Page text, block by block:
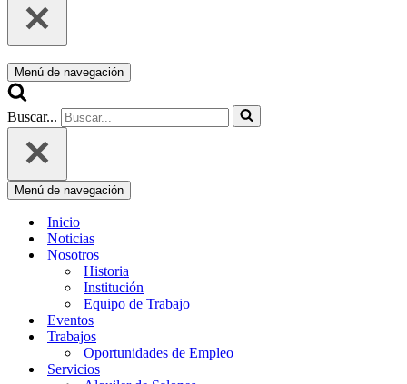
Menú de navegación
Buscar...
Menú de navegación
Inicio
Noticias
Nosotros
Historia
Institución
Equipo de Trabajo
Eventos
Trabajos
Oportunidades de Empleo
Servicios